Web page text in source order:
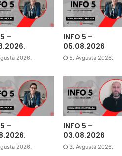
–
2026.
INFO 5 –
05.08.2026
5. Avgusta 2026.
–
2026.
INFO 5 –
03.08.2026
3. Avgusta 2026.